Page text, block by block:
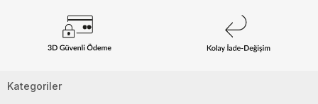
Kategoriler